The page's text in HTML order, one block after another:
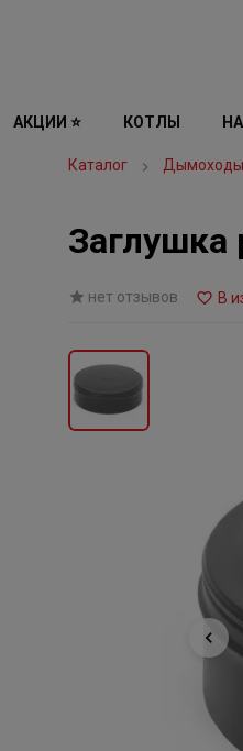
АКЦИИ ⭐ КОТЛЫ
Каталог Дымоходы
Заглушка
нет отзывов В